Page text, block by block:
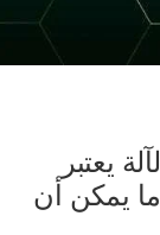
يعتبر
ما يمكن أن